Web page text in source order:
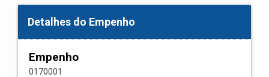
Detalhes do Empenho
Empenho
0170001